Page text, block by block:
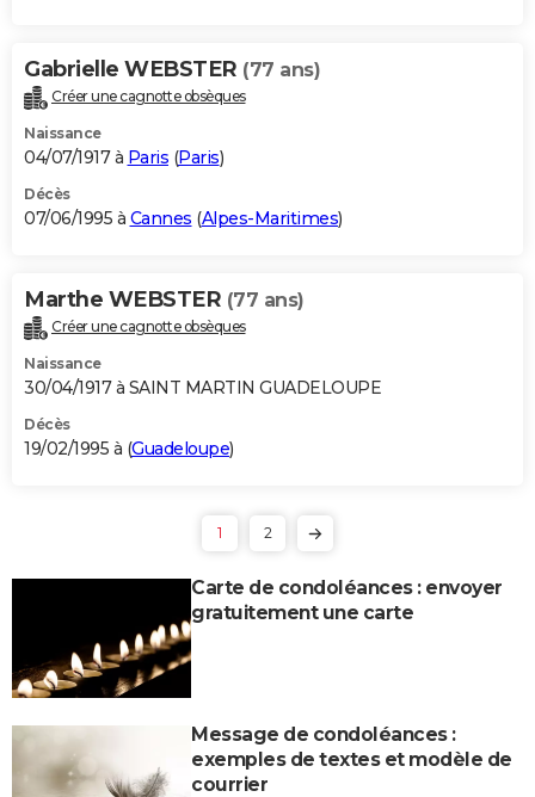
Gabrielle WEBSTER (77 ans)
Créer une cagnotte obsèques
Naissance
04/07/1917 à Paris (Paris)
Décès
07/06/1995 à Cannes (Alpes-Maritimes)
Marthe WEBSTER (77 ans)
Créer une cagnotte obsèques
Naissance
30/04/1917 à SAINT MARTIN GUADELOUPE
Décès
19/02/1995 à (Guadeloupe)
1 2
Carte de condoléances : envoyer
gratuitement une carte
Message de condoléances :
exemples de textes et modèle de
courrier